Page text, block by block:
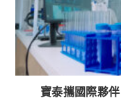
寶泰攜國際夥